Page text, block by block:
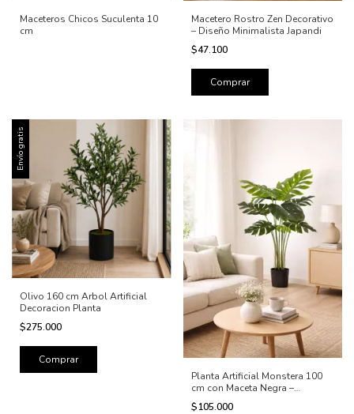
Maceteros Chicos Suculenta 10
cm
Macetero Rostro Zen Decorativo
– Diseño Minimalista Japandi
$47.100
Envío gratis
Olivo 160 cm Arbol Artificial
Decoracion Planta
$275.000
Planta Artificial Monstera 100
cm con Maceta Negra –
Decoración Tropical para Living
$105.000